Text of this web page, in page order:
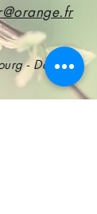
- Doullens